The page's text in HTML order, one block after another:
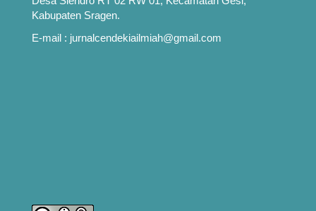
Kabupaten Sragen.
E-mail : jurnalcendekiailmiah@gmail.com